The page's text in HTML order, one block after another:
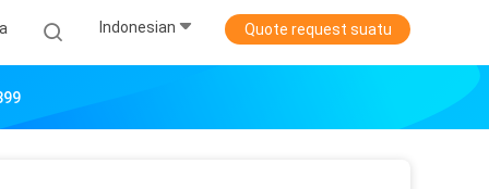
Indonesian Quote request suatu